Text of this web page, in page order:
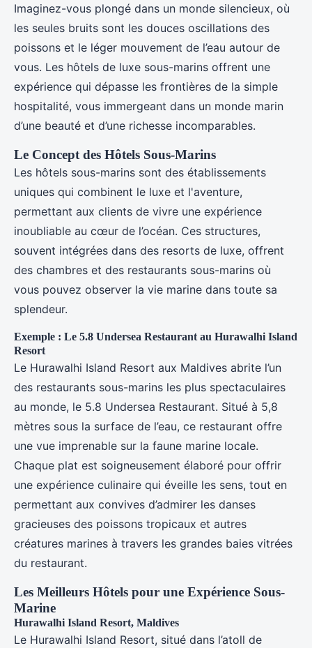
Imaginez-vous plongé dans un monde silencieux, où
les seules bruits sont les douces oscillations des
poissons et le léger mouvement de l’eau autour de
vous. Les hôtels de luxe sous-marins offrent une
expérience qui dépasse les frontières de la simple
hospitalité, vous immergeant dans un monde marin
d’une beauté et d’une richesse incomparables.
Le Concept des Hôtels Sous-Marins
Les hôtels sous-marins sont des établissements
uniques qui combinent le luxe et l'aventure,
permettant aux clients de vivre une expérience
inoubliable au cœur de l’océan. Ces structures,
souvent intégrées dans des resorts de luxe, offrent
des chambres et des restaurants sous-marins où
vous pouvez observer la vie marine dans toute sa
splendeur.
Exemple : Le 5.8 Undersea Restaurant au Hurawalhi Island
Resort
Le Hurawalhi Island Resort aux Maldives abrite l’un
des restaurants sous-marins les plus spectaculaires
au monde, le 5.8 Undersea Restaurant. Situé à 5,8
mètres sous la surface de l’eau, ce restaurant offre
une vue imprenable sur la faune marine locale.
Chaque plat est soigneusement élaboré pour offrir
une expérience culinaire qui éveille les sens, tout en
permettant aux convives d’admirer les danses
gracieuses des poissons tropicaux et autres
créatures marines à travers les grandes baies vitrées
du restaurant.
Les Meilleurs Hôtels pour une Expérience Sous-
Marine
Hurawalhi Island Resort, Maldives
Le Hurawalhi Island Resort, situé dans l’atoll de